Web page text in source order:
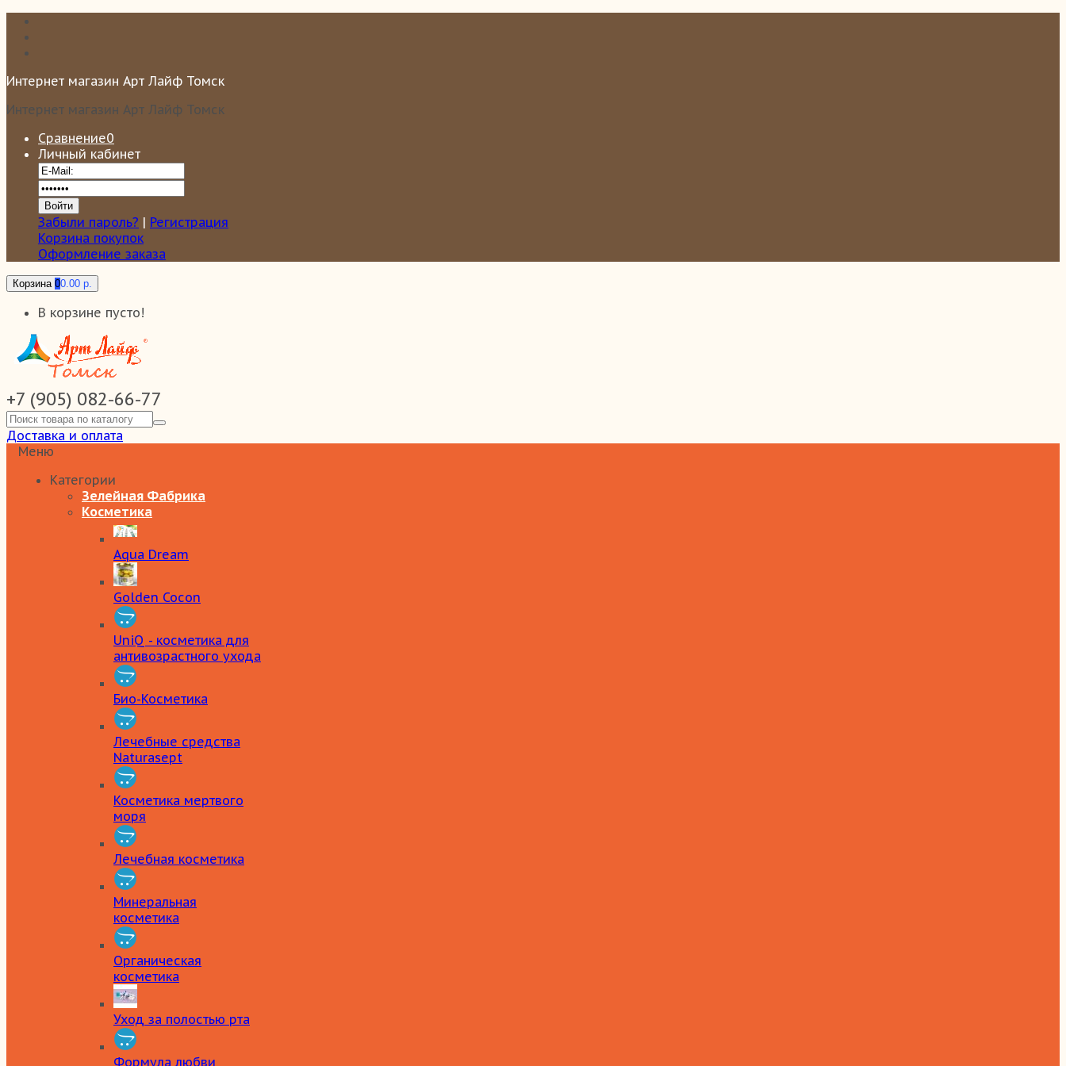
Интернет магазин Арт Лайф Томск
Интернет магазин Арт Лайф Томск
Сравнение0
Личный кабинет
Забыли пароль? | Регистрация
Корзина покупок
Оформление заказа
Корзина 00.00 р.
В корзине пусто!
+7 (905) 082-66-77
Доставка и оплата
Меню
Категории
Зелейная Фабрика
Косметика
Aqua Dream
Golden Cocon
UniQ - косметика для
антивозрастного ухода
Био-Косметика
Лечебные средства
Naturasept
Косметика мертвого
моря
Лечебная косметика
Минеральная
косметика
Органическая
косметика
Уход за полостью рта
Формула любви